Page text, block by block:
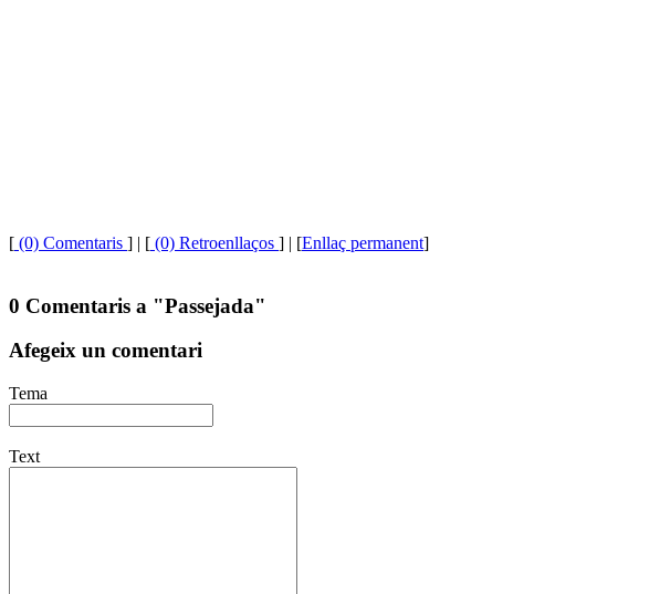
[ (0) Comentaris ] | [ (0) Retroenllaços ] | [Enllaç permanent]
0 Comentaris a "Passejada"
Afegeix un comentari
Tema
Text